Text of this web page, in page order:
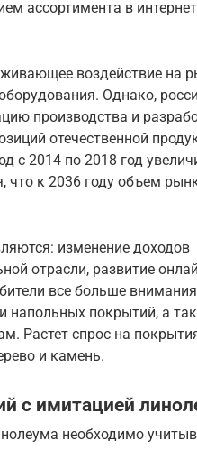
ассортимента в
воздействие на
Однако,
производства и
отечественной
с 2014 по 2018 год
что к 2036 году объем
изменение доходов
отрасли, развитие
все больше
напольных покрытий, а
Растет спрос на
и камень.
с имитацией
необходимо